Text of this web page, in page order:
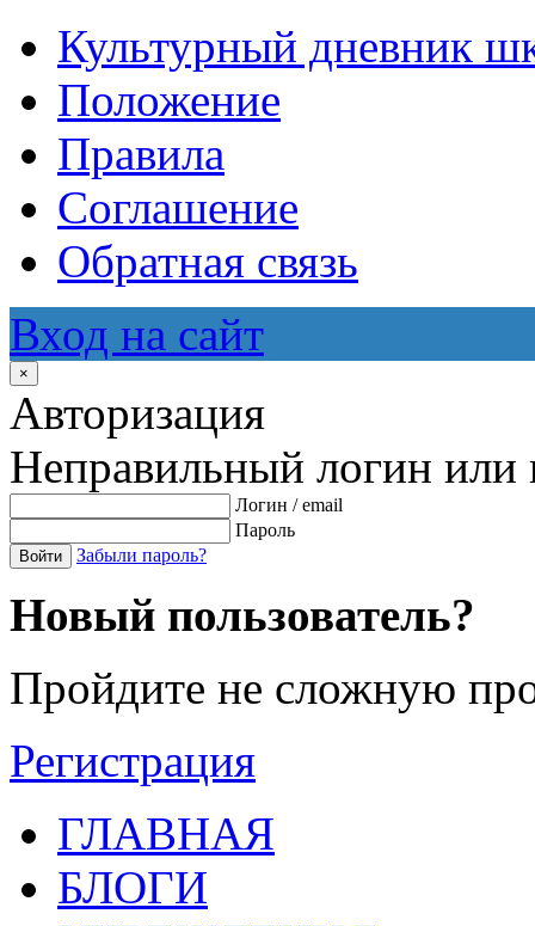
Культурный дневник
Положение
Правила
Соглашение
Обратная связь
Вход на сайт
×
Авторизация
Неправильный логин или
Логин / email
Пароль
Войти Забыли пароль?
Новый пользователь?
Пройдите не сложную
Регистрация
ГЛАВНАЯ
БЛОГИ